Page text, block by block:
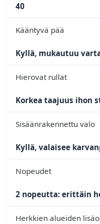
40
Kääntyvä pää
Kyllä, mukautuu
Hierovat rullat
Korkea taajuus ihon
Sisäänrakennettu valo
Kyllä, valaisee
Nopeudet
2 nopeutta: erittäin
Herkkien alueiden